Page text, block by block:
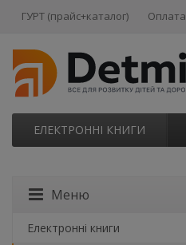
ГУРТ (прайс+каталог) Оплата
ЕЛЕКТРОННІ КНИГИ
Меню
Електронні книги